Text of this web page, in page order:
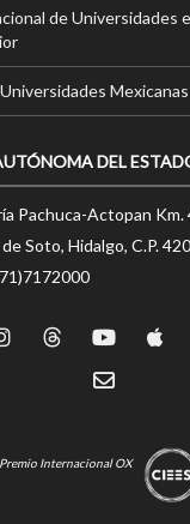
de Universidades
Mexicanas
DEL
Pachuca-Actopan Km.
Soto, Hidalgo, C.P.
Premio Internacional OX